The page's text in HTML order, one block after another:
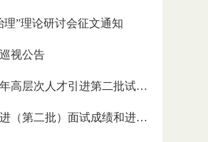
”理论研讨会征文通知
视公告
高层次人才引进第二批试讲人员名单公告
（第二批）面试成绩和进入实践工作考核环节人员的公告